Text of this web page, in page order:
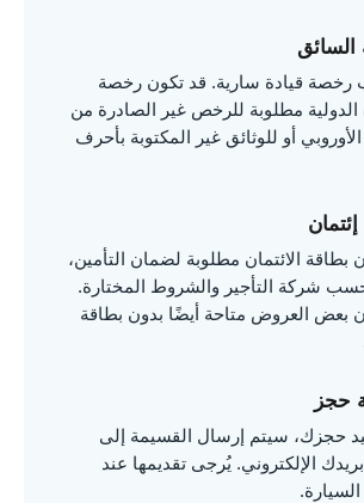
رخصة قيادة سارية. قد تكون رخصة
الدولية مطلوبة للرخص غير الصادرة من
الأوروبي أو للوثائق غير المكتوبة بأحرف
بطاقة الائتمان مطلوبة لضمان التأمين،
شركة التأجير والشروط المختارة.
بعض العروض متاحة أيضًا بدون بطاقة
حجز
حجزك، سيتم إرسال القسيمة إلى
الإلكتروني. يُرجى تقديمها عند